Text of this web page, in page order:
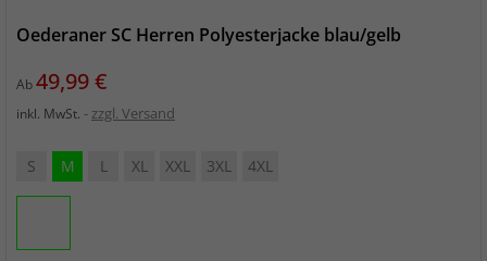
Oederaner SC Herren Polyesterjacke blau/gelb
AbPreis
49,99 €
inkl. MwSt. zzgl. Versand
S M L XL XXL 3XL 4XL